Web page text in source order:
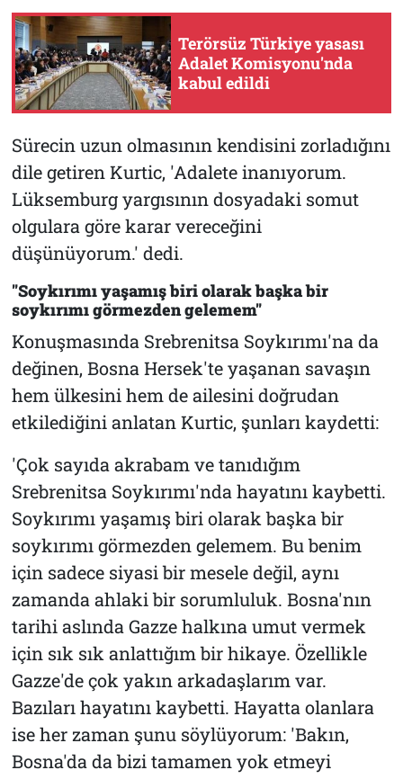
Terörsüz Türkiye yasası
Adalet Komisyonu'nda
kabul edildi
Sürecin uzun olmasının kendisini zorladığını
dile getiren Kurtic, 'Adalete inanıyorum.
Lüksemburg yargısının dosyadaki somut
olgulara göre karar vereceğini
düşünüyorum.' dedi.
"Soykırımı yaşamış biri olarak başka bir
soykırımı görmezden gelemem"
Konuşmasında Srebrenitsa Soykırımı'na da
değinen, Bosna Hersek'te yaşanan savaşın
hem ülkesini hem de ailesini doğrudan
etkilediğini anlatan Kurtic, şunları kaydetti:
'Çok sayıda akrabam ve tanıdığım
Srebrenitsa Soykırımı'nda hayatını kaybetti.
Soykırımı yaşamış biri olarak başka bir
soykırımı görmezden gelemem. Bu benim
için sadece siyasi bir mesele değil, aynı
zamanda ahlaki bir sorumluluk. Bosna'nın
tarihi aslında Gazze halkına umut vermek
için sık sık anlattığım bir hikaye. Özellikle
Gazze'de çok yakın arkadaşlarım var.
Bazıları hayatını kaybetti. Hayatta olanlara
ise her zaman şunu söylüyorum: 'Bakın,
Bosna'da da bizi tamamen yok etmeyi